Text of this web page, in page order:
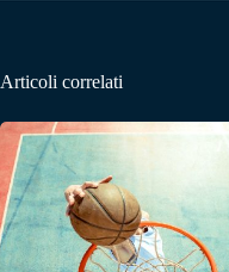
Articoli correlati